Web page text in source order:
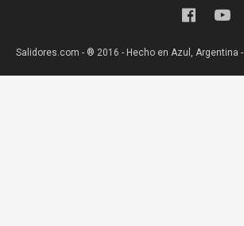
Salidores.com - ® 2016 - Hecho en Azul, Argentina -